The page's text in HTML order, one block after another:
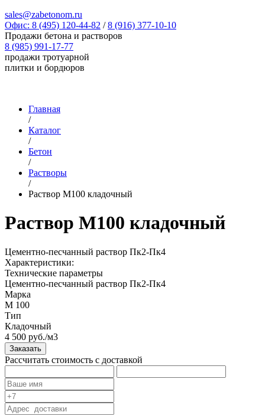
sales@zabetonom.ru
Офис: 8 (495) 120-44-82 / 8 (916) 377-10-10
Продажи бетона и растворов
8 (985) 991-17-77
продажи тротуарной
плитки и бордюров
Главная
/
Каталог
/
Бетон
/
Растворы
/
Раствор М100 кладочный
Раствор М100 кладочный
Цементно-песчанный раствор Пк2-Пк4
Характеристики:
Технические параметры
Цементно-песчанный раствор Пк2-Пк4
Марка
М 100
Тип
Кладочный
4 500 руб./м3
Заказать
Рассчитать стоимость с доставкой